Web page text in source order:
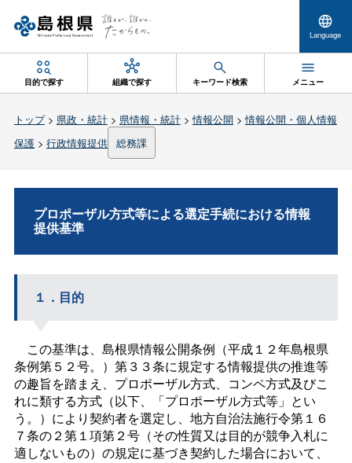
Language
目的で探す 組織で探す キーワード検索 メニュー
トップ> 県政・統計> 県情報・統計>情報公開 >情報公開・個人情報
保護> 行政情報提供 総務課
プロポーザル方式等による選定手続における情報
提供基準
１．目的
この基準は、島根県情報公開条例（平成１２年島根県
条例第５２号。）第３３条に規定する情報提供の推進等
の趣旨を踏まえ、プロポーザル方式、コンペ方式及びこ
れに類する方式（以下、「プロポーザル方式等」とい
う。）により契約者を選定し、地方自治法施行令第１６
７条の２第１項第２号（その性質又は目的が競争入札に
適しないもの）の規定に基づき契約した場合において、